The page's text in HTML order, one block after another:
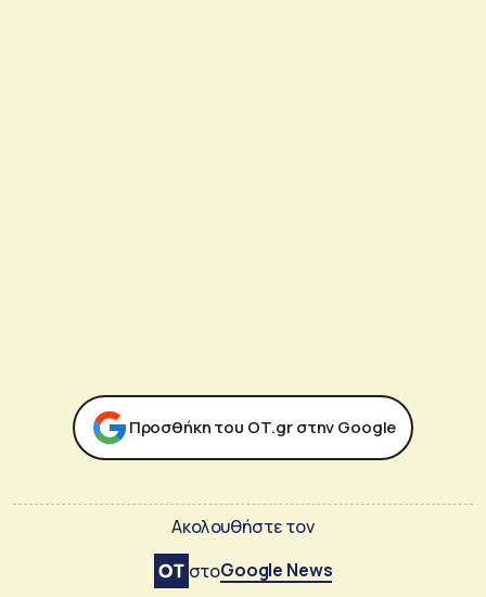
Προσθήκη του ΟΤ.gr στην Google
Ακολουθήστε τον
στοGoogle News